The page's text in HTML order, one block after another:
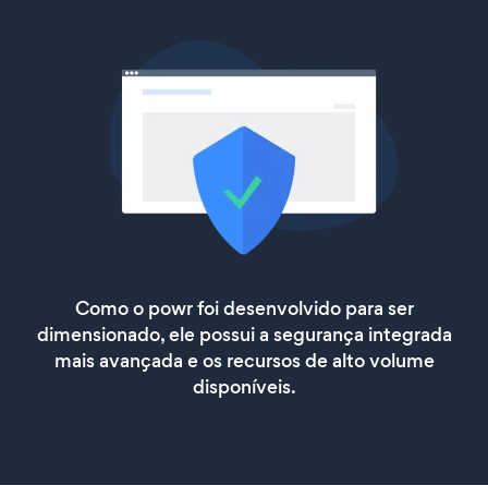
Como o powr foi desenvolvido para ser
dimensionado, ele possui a segurança integrada
mais avançada e os recursos de alto volume
disponíveis.